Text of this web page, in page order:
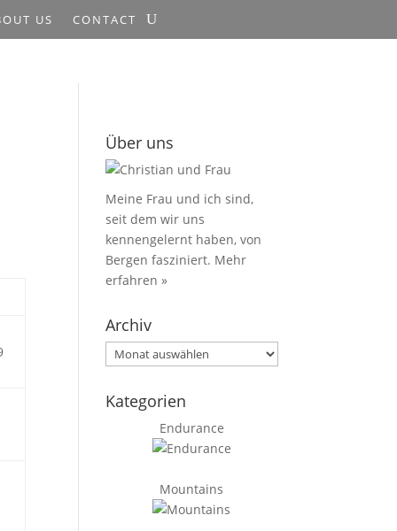
US CONTACT
Über uns
Meine Frau und ich sind,
seit dem wir uns
kennengelernt haben, von
Bergen fasziniert. Mehr
erfahren »
Archiv
Archiv
Kategorien
Endurance
Mountains